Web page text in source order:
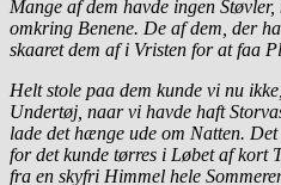
Mange af dem havde ingen
omkring Benene. De af dem, der
skaaret dem af i Vristen for at faa
Helt stole paa dem kunde vi nu
Undertøj, naar vi havde haft
lade det hænge ude om Natten.
for det kunde tørres i Løbet af kort
fra en skyfri Himmel hele